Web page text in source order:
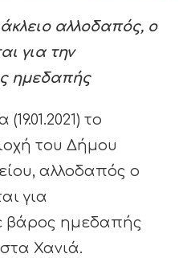
αλλοδαπός, ο
για την
ημεδαπής
το
του Δήμου
αλλοδαπός ο
για
βάρος ημεδαπής
Χανιά.